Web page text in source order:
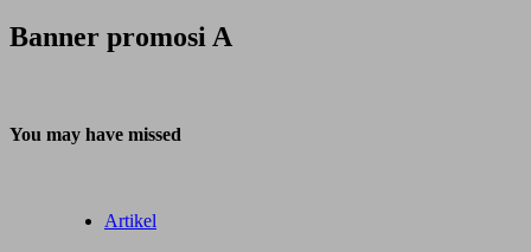
Banner promosi A
You may have missed
Artikel